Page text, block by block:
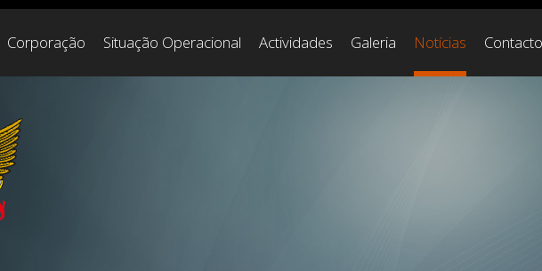
Corporação Situação Operacional Actividades Galeria Notícias Contacto